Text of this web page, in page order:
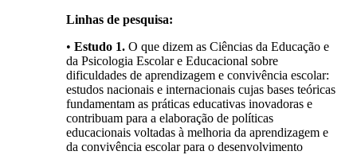
Linhas de pesquisa:
• Estudo 1. O que dizem as Ciências da Educação e
da Psicologia Escolar e Educacional sobre
dificuldades de aprendizagem e convivência escolar:
estudos nacionais e internacionais cujas bases teóricas
fundamentam as práticas educativas inovadoras e
contribuam para a elaboração de políticas
educacionais voltadas à melhoria da aprendizagem e
da convivência escolar para o desenvolvimento